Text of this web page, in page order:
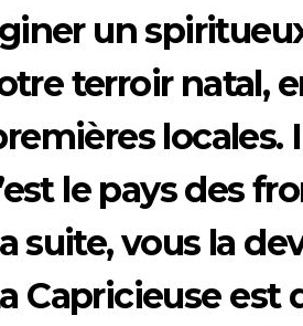
un
terroir natal,
locales.
le pays des
suite, vous la
Capricieuseest